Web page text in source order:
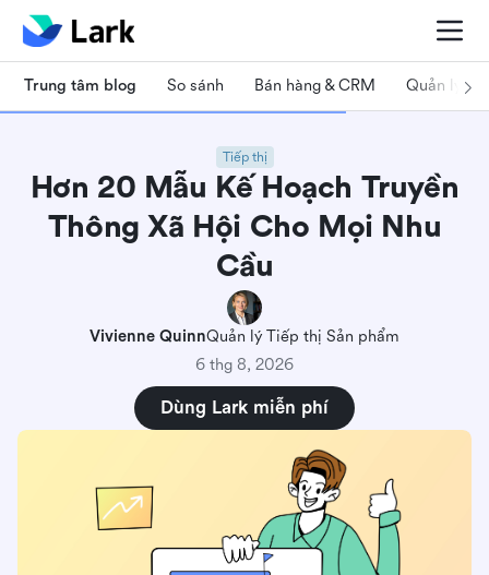
Trung tâm blog So sánh Bán hàng & CRM Quản lý dự
Tiếp thị
Hơn 20 Mẫu Kế Hoạch Truyền
Thông Xã Hội Cho Mọi Nhu
Cầu
Vivienne QuinnQuản lý Tiếp thị Sản phẩm
6 thg 8, 2026
Dùng Lark miễn phí